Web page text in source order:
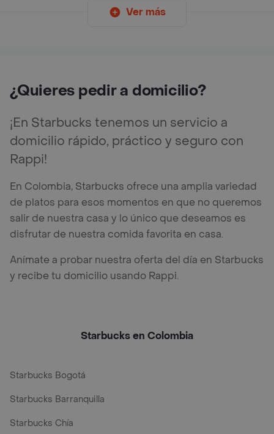
Ver más
¿Quieres pedir a domicilio?
¡En Starbucks tenemos un servicio a
domicilio rápido, práctico y seguro con
Rappi!
En Colombia, Starbucks ofrece una amplia variedad
de platos para esos momentos en que no queremos
salir de nuestra casa y lo único que deseamos es
disfrutar de nuestra comida favorita en casa.
Anímate a probar nuestra oferta del día en Starbucks
y recibe tu domicilio usando Rappi.
Starbucks en Colombia
Starbucks Bogotá
Starbucks Barranquilla
Starbucks Chía